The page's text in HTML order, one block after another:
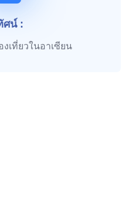
ศน์ :
เที่ยวในอาเซียน